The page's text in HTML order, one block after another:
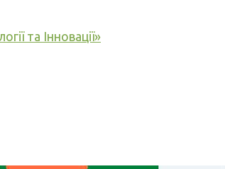
та Інновації»